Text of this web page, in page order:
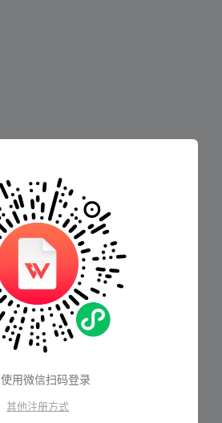
使用微信扫码登录
其他注册方式